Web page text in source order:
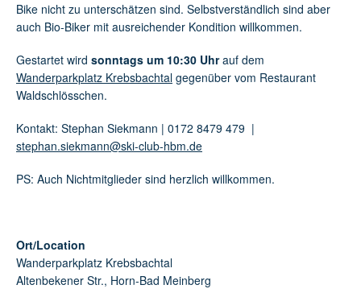
Bike nicht zu unterschätzen sind. Selbstverständlich sind aber
auch Bio-Biker mit ausreichender Kondition willkommen.
Gestartet wird sonntags um 10:30 Uhrauf dem
Wanderparkplatz Krebsbachtal gegenüber vom Restaurant
Waldschlösschen.
Kontakt: Stephan Siekmann | 0172 8479 479 |
stephan.siekmann@ski-club-hbm.de
PS: Auch Nichtmitglieder sind herzlich willkommen.
Ort/Location
Wanderparkplatz Krebsbachtal
Altenbekener Str., Horn-Bad Meinberg